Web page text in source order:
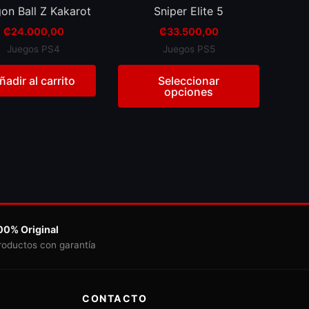
Ball Z Kakarot
₡24.000,00
Juegos PS4
al carrito
Sniper Elite 5
₡33.500,00
Juegos PS5
Seleccionar
opciones
Original
con garantía
CONTACTO